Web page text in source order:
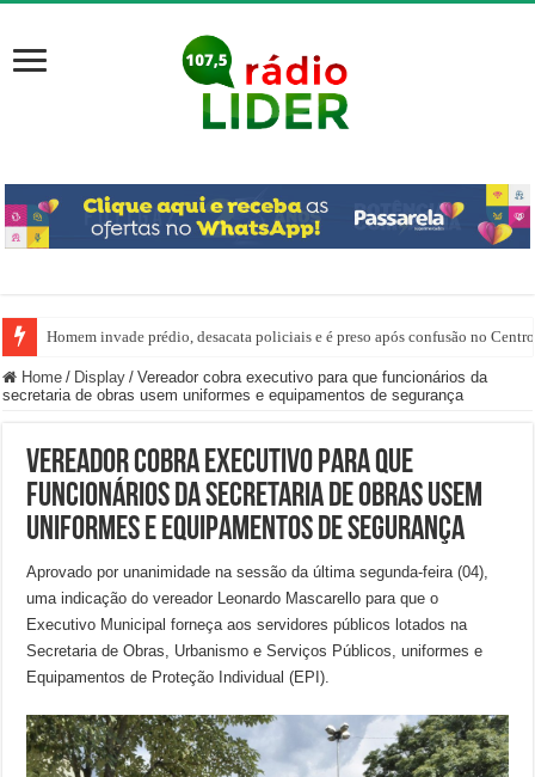
Homem invade prédio, desacata policiais e é preso após confusão no
Home / Display / Vereador cobra executivo para que funcionários da
secretaria de obras usem uniformes e equipamentos de segurança
Vereador cobra executivo para que
funcionários da secretaria de obras usem
uniformes e equipamentos de segurança
Aprovado por unanimidade na sessão da última segunda-feira (04),
uma indicação do vereador Leonardo Mascarello para que o
Executivo Municipal forneça aos servidores públicos lotados na
Secretaria de Obras, Urbanismo e Serviços Públicos, uniformes e
Equipamentos de Proteção Individual (EPI).